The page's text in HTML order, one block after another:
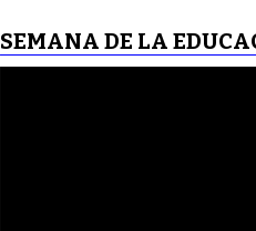
SEMANA DE LA